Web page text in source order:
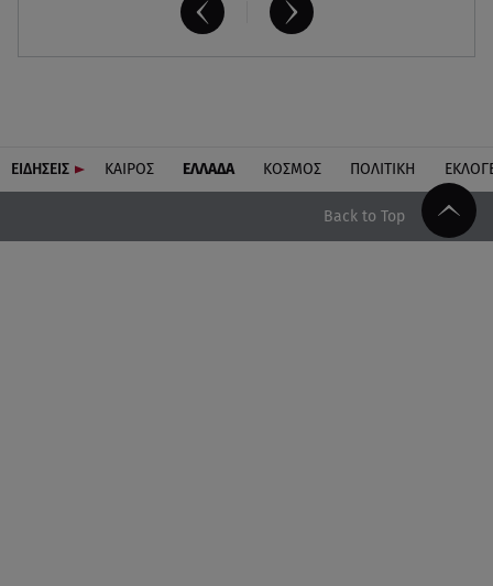
ΕΙΔΗΣΕΙΣ ΚΑΙΡΟΣ ΕΛΛΑΔΑ ΚΟΣΜΟΣ ΠΟΛΙΤΙΚΗ
Back to Top